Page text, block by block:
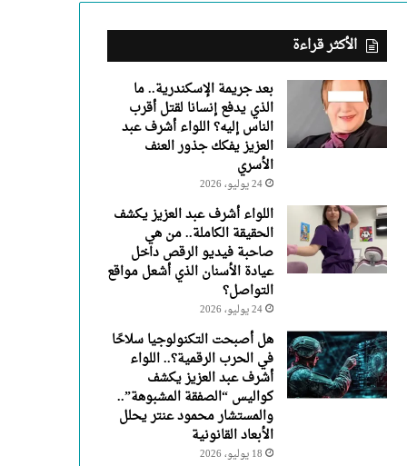
يفكك
جذور
العنف
الأسري
الأكثر قراءة
بعد جريمة الإسكندرية.. ما
الذي يدفع إنسانا لقتل أقرب
الناس إليه؟ اللواء أشرف عبد
العزيز يفكك جذور العنف
الأسري
24 يوليو، 2026
اللواء أشرف عبد العزيز يكشف
الحقيقة الكاملة.. من هي
صاحبة فيديو الرقص داخل
عيادة الأسنان الذي أشعل مواقع
التواصل؟
24 يوليو، 2026
هل أصبحت التكنولوجيا سلاحًا
في الحرب الرقمية؟.. اللواء
أشرف عبد العزيز يكشف
كواليس “الصفقة المشبوهة”..
والمستشار محمود عنتر يحلل
الأبعاد القانونية
18 يوليو، 2026